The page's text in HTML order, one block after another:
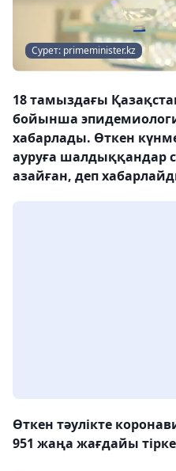
Сурет: primeminister.kz
18 тамыздағы
бойынша
хабарлады. Өткен
ауруға шалдыққандар
азайған, деп
Өткен тәулікте
951 жаңа жағдайы